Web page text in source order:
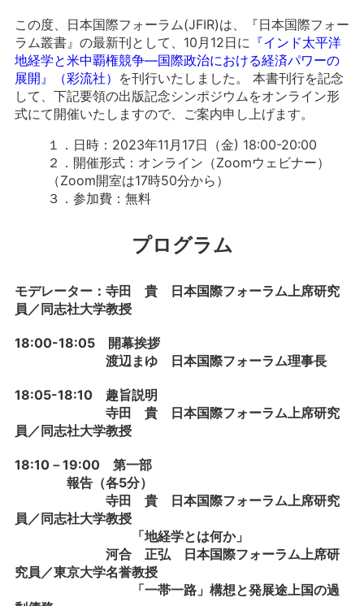
この度、日本国際フォーラム(JFIR)は、『日本国際フォー
ラム叢書』の最新刊として、10月12日に 『インド太平洋
地経学と米中覇権競争―国際政治における経済パワーの
展開』（彩流社） を刊行いたしました。 本書刊行を記念
して、下記要領の出版記念シンポジウムをオンライン形
式にて開催いたしますので、ご案内申し上げます。
１．日時：2023年11月17日（金) 18:00-20:00
２．開催形式：オンライン（Zoomウェビナー）
（Zoom開室は17時50分から）
３．参加費：無料
プログラム
モデレーター：寺田 貴 日本国際フォーラム上席研究
員／同志社大学教授
18:00-18:05 開幕挨拶
渡辺まゆ 日本国際フォーラム理事長
18:05-18:10 趣旨説明
寺田 貴 日本国際フォーラム上席研究
員／同志社大学教授
18:10－19:00 第一部
報告（各5分）
寺田 貴 日本国際フォーラム上席研究
員／同志社大学教授
「地経学とは何か」
河合 正弘 日本国際フォーラム上席研
究員／東京大学名誉教授
「一帯一路」構想と発展途上国の過